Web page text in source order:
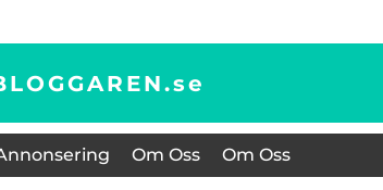
se
Om Oss Om Oss